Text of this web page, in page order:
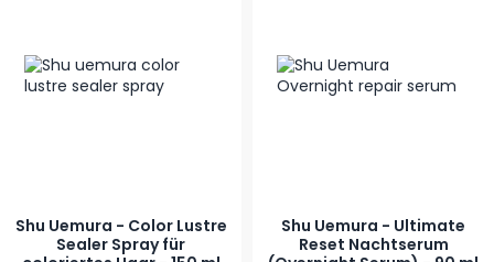
Shu Uemura - Color Lustre
Sealer Spray für
Shu Uemura - Ultimate
Reset Nachtserum